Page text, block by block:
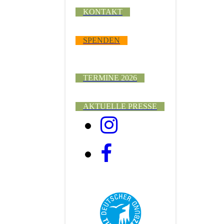
KONTAKT
SPENDEN
TERMINE 2026
AKTUELLE PRESSE